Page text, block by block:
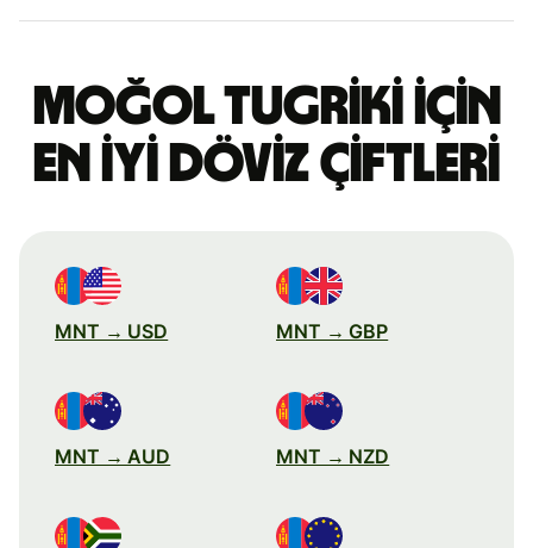
Moğol tugriki için
en iyi döviz çiftleri
MNT → USD MNT → GBP
MNT → AUD MNT → NZD